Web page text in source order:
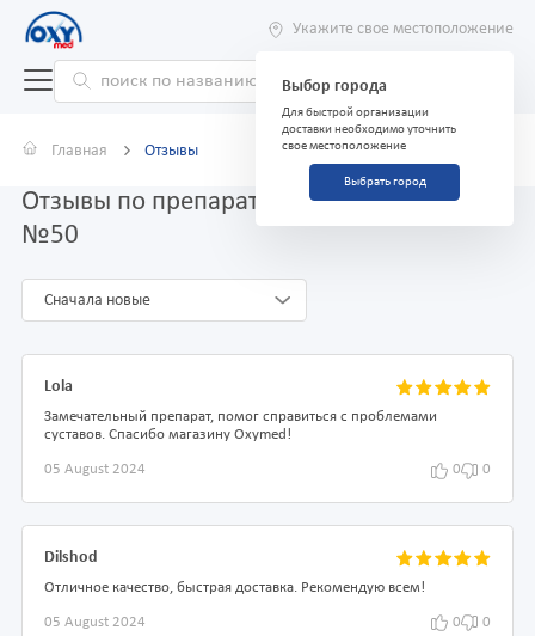
Укажите свое местоположение
Выбор города
Для быстрой организации
доставки необходимо уточнить
свое местоположение
Выбрать город
Главная Отзывы
Отзывы по препарату Полькортолон 4 мг
№50
Сначала новые
Lola
Замечательный препарат, помог справиться с проблемами
суставов. Спасибо магазину Oxymed!
05 August 2024 0 0
Dilshod
Отличное качество, быстрая доставка. Рекомендую всем!
05 August 2024 0 0